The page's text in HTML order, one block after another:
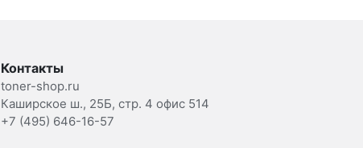
Контакты
toner-shop.ru
Каширское ш., 25Б, стр. 4 офис 514
+7 (495) 646-16-57